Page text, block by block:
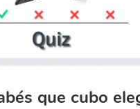
que cubo